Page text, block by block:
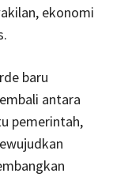
ekonomi
baru
antara
pemerintah,